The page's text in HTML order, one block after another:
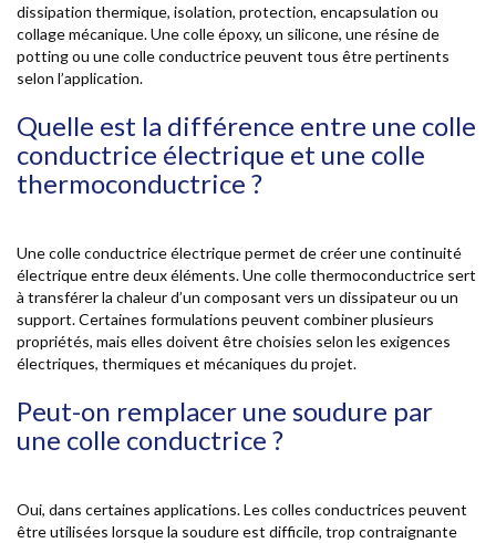
dissipation thermique, isolation, protection, encapsulation ou
collage mécanique. Une colle époxy, un silicone, une résine de
potting ou une colle conductrice peuvent tous être pertinents
selon l’application.
Quelle est la différence entre une colle
conductrice électrique et une colle
thermoconductrice ?
Une colle conductrice électrique permet de créer une continuité
électrique entre deux éléments. Une colle thermoconductrice sert
à transférer la chaleur d’un composant vers un dissipateur ou un
support. Certaines formulations peuvent combiner plusieurs
propriétés, mais elles doivent être choisies selon les exigences
électriques, thermiques et mécaniques du projet.
Peut-on remplacer une soudure par
une colle conductrice ?
Oui, dans certaines applications. Les colles conductrices peuvent
être utilisées lorsque la soudure est difficile, trop contraignante